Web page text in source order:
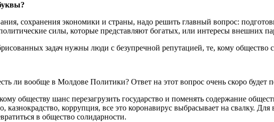
сохранения экономики и страны, надо решить главный вопрос:
силы, которые представляют богатых, или интересы внешних
задач нужны люди с безупречной репутацией, те, кому общество
ли вообще в Молдове Политики? Ответ на этот вопрос очень скоро будет
обществу шанс перезагрузить государство и поменять содержание
казнокрадство, коррупция, все это коронавирус выбрасывает на
в общество солидарности.